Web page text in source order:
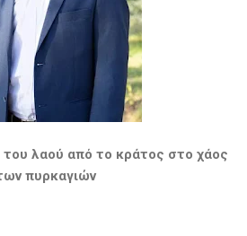
του λαού από το κράτος στο χάος
πυρκαγιών